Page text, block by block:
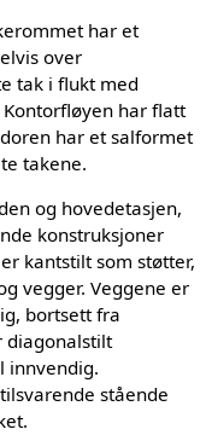
har et
over
tak i flukt med
har flatt
har et salformet
takene.
og hovedetasjen,
konstruksjoner
kantstilt som støtter,
vegger. Veggene er
bortsett fra
diagonalstilt
innvendig.
stående